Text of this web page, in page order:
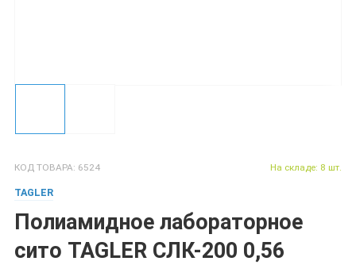
КОД ТОВАРА: 6524
TAGLER
Полиамидное лабораторное
сито TAGLER СЛК-200 0,56
На складе: 8 шт.